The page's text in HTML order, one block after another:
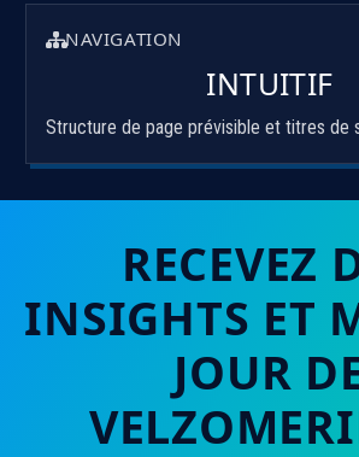
NAVIGATION
INTUITIF
Structure de page prévisible et titres de
RECEVEZ
INSIGHTS ET
JOUR